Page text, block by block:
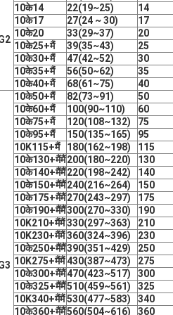
10के14
22(19~25) 14
10के17
27(24 ~ 30) 17
10के20
33(29~37) 20
10के25+मैं 39(35~43) 25
10के30+मैं 47(42~52) 30
10के35+मैं 56(50~62) 35
10के40+मैं 68(61~75) 40
10के50+मैं 82(73~91) 50
10के60+मैं 100(90~110) 60
10के75+मैं 120(108~132) 75
10के95+मैं 150(135~165) 95
10K115+मैं 180(162~198) 115
10के130+मैंमैं200(180~220) 130
10के140+मैंमैं220(198~242) 140
10के150+मैंमैं240(216~264) 150
10के175+मैंमैं270(243~297) 175
10के190+मैंमैं300(270~330) 190
10K210+मैंमैं330(297~363) 210
10K230+मैंमैं360(324~396) 230
10के250+मैंमैं390(351~429) 250
10K275+मैंमैं430(387~473) 275
10के300+मैंमैं470(423~517) 300
10के325+मैंमैं510(459~561) 325
10K340+मैंमैं530(477~583) 340
10के360+मैंमैं560(504~616) 360